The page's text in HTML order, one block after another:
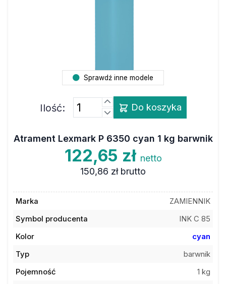
Sprawdź inne modele
Ilość: Do koszyka
Atrament Lexmark P 6350 cyan 1 kg barwnik
122,65 zł netto
150,86 zł brutto
Marka
ZAMIENNIK
Symbol producenta
INK C 85
Kolor
cyan
Typ
barwnik
Pojemność
1 kg